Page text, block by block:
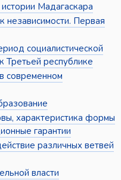
Мадагаскара
независимости. Первая
социалистической
Третьей республике
современном
характеристика формы
гарантии
различных ветвей
власти